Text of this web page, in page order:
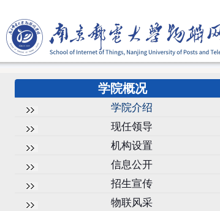
学院概况
学院介绍
现任领导
机构设置
信息公开
招生宣传
物联风采